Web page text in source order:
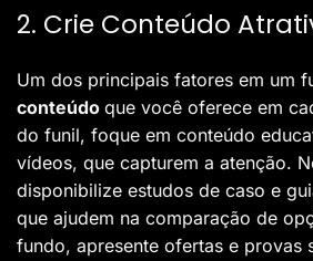
2. Crie Conteúdo
Um dos principais fatores em um
conteúdo que você oferece em
do funil, foque em conteúdo
vídeos, que capturem a atenção.
disponibilize estudos de caso e
que ajudem na comparação de
fundo, apresente ofertas e provas